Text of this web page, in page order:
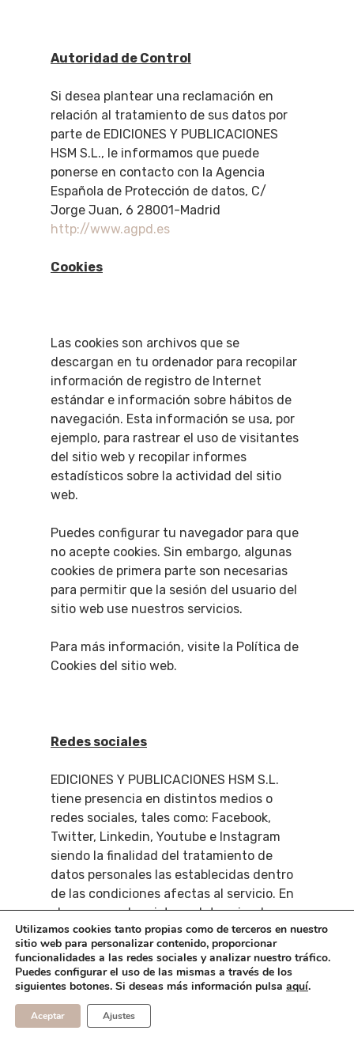
Autoridad de Control
Si desea plantear una reclamación en
relación al tratamiento de sus datos por
parte de EDICIONES Y PUBLICACIONES
HSM S.L., le informamos que puede
ponerse en contacto con la Agencia
Española de Protección de datos, C/
Jorge Juan, 6 28001-Madrid
http://www.agpd.es
Cookies
Las cookies son archivos que se
descargan en tu ordenador para recopilar
información de registro de Internet
estándar e información sobre hábitos de
navegación. Esta información se usa, por
ejemplo, para rastrear el uso de visitantes
del sitio web y recopilar informes
estadísticos sobre la actividad del sitio
web.
Puedes configurar tu navegador para que
no acepte cookies. Sin embargo, algunas
cookies de primera parte son necesarias
para permitir que la sesión del usuario del
sitio web use nuestros servicios.
Para más información, visite la Política de
Cookies del sitio web.
Redes sociales
EDICIONES Y PUBLICACIONES HSM S.L.
tiene presencia en distintos medios o
redes sociales, tales como: Facebook,
Twitter, Linkedin, Youtube e Instagram
siendo la finalidad del tratamiento de
datos personales las establecidas dentro
de las condiciones afectas al servicio. En
el caso que el registro a determinados
servicios se efectuase mediante datos
personales asociados a una cuenta de
usuario, se informa que compartirá
determinada información contenida en su
cuenta. EDICIONES Y PUBLICACIONES HSM
S.L. recuerda que debe conocer las
Utilizamos cookies tanto propias como de terceros en nuestro
sitio web para personalizar contenido, proporcionar
funcionalidades a las redes sociales y analizar nuestro tráfico.
Puedes configurar el uso de las mismas a través de los
siguientes botones. Si deseas más información pulsa aquí.
Aceptar Ajustes